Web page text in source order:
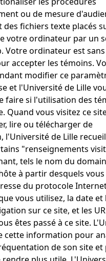
ou de mesure
fichiers texte placés
votre ordinateur par un
Votre ordinateur est
accepter les témoins.
modifier ce
et l'Université de Lille
faire si l'utilisation des
Quand vous visitez ce
lire ou télécharger de
l'Université de Lille
"renseignements
tels le nom du
à partir desquels
du protocole
vous utilisez, la date et
sur ce site, et les
êtes passé à ce site.
cette information pour
de son site et